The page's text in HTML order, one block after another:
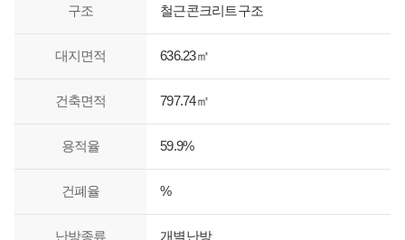
구조 철근콘크리트구조
대지면적 636.23㎡
건축면적 797.74㎡
용적율 59.9%
건폐율 %
난방종류 개별난방